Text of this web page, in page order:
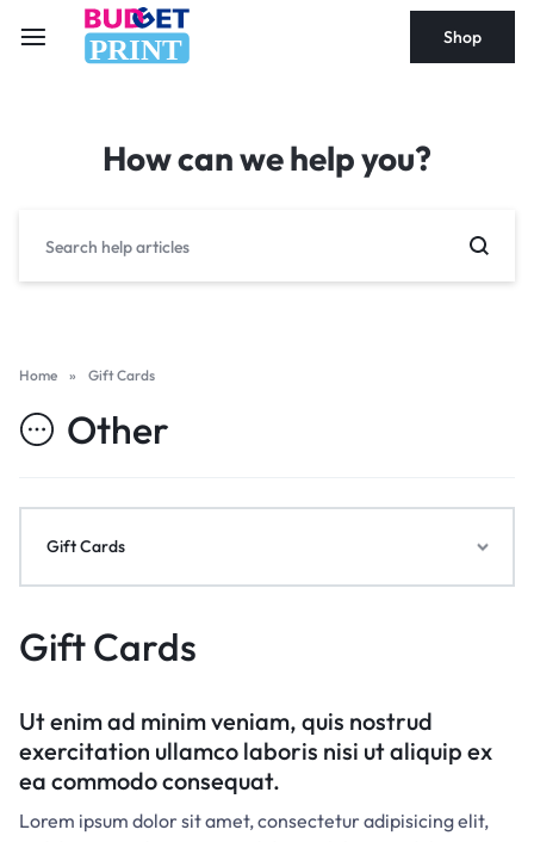
PRINT Shop
How can we help you?
Home » Gift Cards
Other
Gift Cards
Ut enim ad minim veniam, quis nostrud
exercitation ullamco laboris nisi ut aliquip ex
ea commodo consequat.
Lorem ipsum dolor sit amet, consectetur adipisicing elit,
Gift Cards